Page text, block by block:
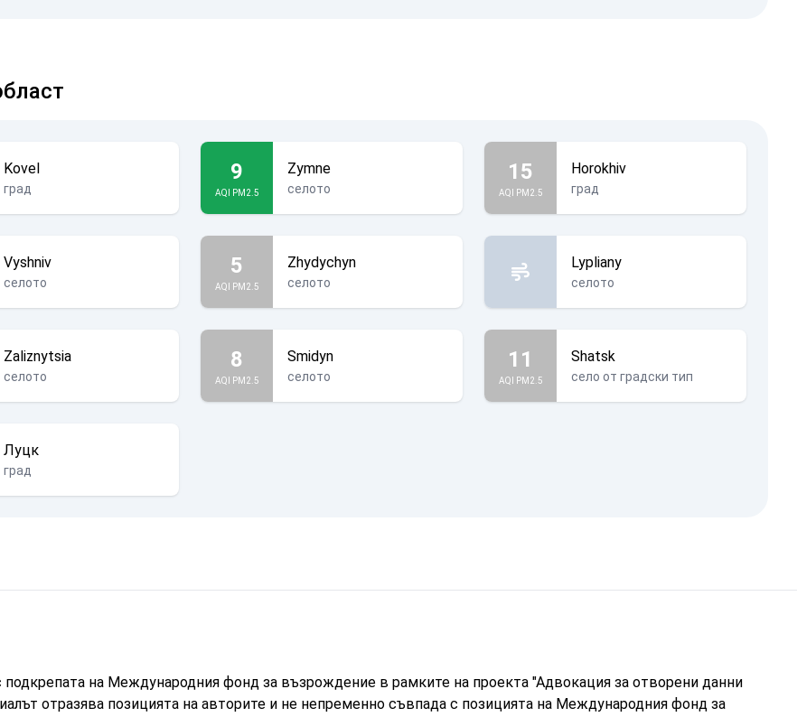
Kovel
град
9
AQI PM2.5
Zymne
селото
15
AQI PM2.5
Horokhiv
град
Vyshniv
селото
5
AQI PM2.5
Zhydychyn
селото
Lypliany
селото
Zaliznytsia
селото
8
AQI PM2.5
Smidyn
селото
11
AQI PM2.5
Shatsk
село от градски тип
Луцк
град
подкрепата на Международния фонд за възрождение в рамките на проекта "Адвокация за отворени данни
отразява позицията на авторите и не непременно съвпада с позицията на Международния фонд за